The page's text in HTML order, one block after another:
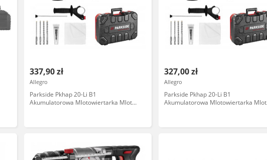
337,90 zł
Allegro
Parkside Pkhap 20-Li B1
Akumulatorowa Mlotowiertarka Mlot
327,00 zł
Allegro
Parkside Pkhap 20-Li B1
Akumulatorowa Mlotowiertarka Mlot